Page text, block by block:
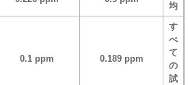
均
0.1 ppm 0.189 ppm
す
べ
て
の
試